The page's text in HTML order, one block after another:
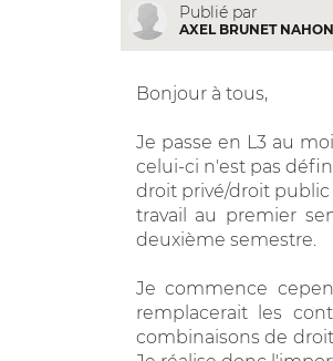
Publié par
AXEL BRUNET NAHON
Bonjour à tous,
Je passe en L3 au
celui-ci n'est pas
droit privé/droit public
travail au premier
deuxième semestre.
Je commence
remplacerait les
combinaisons de